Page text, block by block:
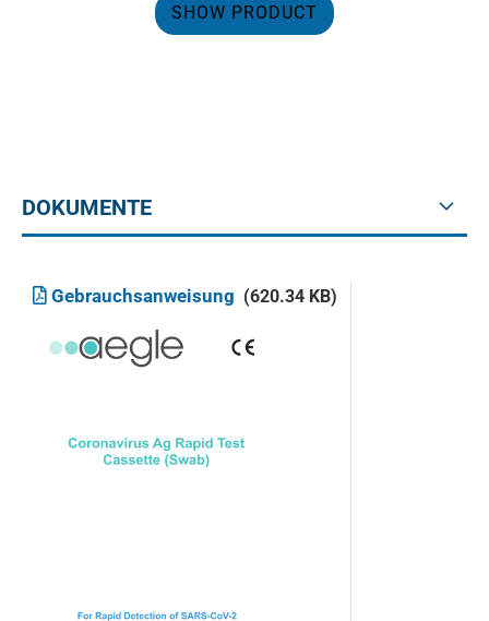
SHOW PRODUCT
DOKUMENTE
Gebrauchsanweisung (620.34 KB)